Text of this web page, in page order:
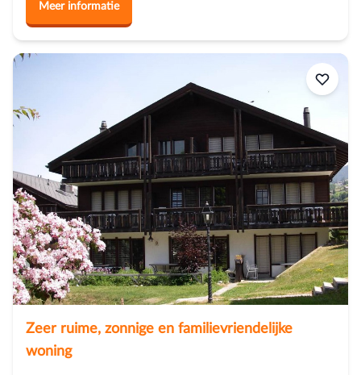
Meer informatie
Zeer ruime, zonnige en familievriendelijke
woning